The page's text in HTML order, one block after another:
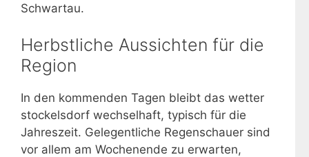
Schwartau.
Herbstliche Aussichten für die
Region
In den kommenden Tagen bleibt das wetter
stockelsdorf wechselhaft, typisch für die
Jahreszeit. Gelegentliche Regenschauer sind
vor allem am Wochenende zu erwarten,